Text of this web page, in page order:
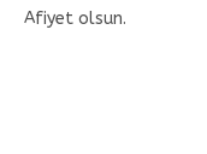
Afiyet olsun.